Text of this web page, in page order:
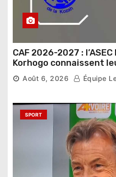
CAF 2026-2027 :
Korhogo connaissent
phase de groupes
Août 6, 2026 Équipe
SPORT